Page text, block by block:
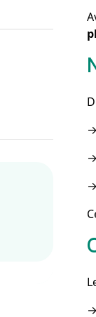
→
→
→
→